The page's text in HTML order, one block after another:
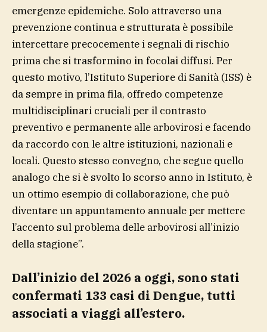
emergenze epidemiche. Solo attraverso una
prevenzione continua e strutturata è possibile
intercettare precocemente i segnali di rischio
prima che si trasformino in focolai diffusi. Per
questo motivo, l’Istituto Superiore di Sanità (ISS) è
da sempre in prima fila, offredo competenze
multidisciplinari cruciali per il contrasto
preventivo e permanente alle arbovirosi e facendo
da raccordo con le altre istituzioni, nazionali e
locali. Questo stesso convegno, che segue quello
analogo che si è svolto lo scorso anno in Istituto, è
un ottimo esempio di collaborazione, che può
diventare un appuntamento annuale per mettere
l’accento sul problema delle arbovirosi all’inizio
della stagione”.
Dall’inizio del 2026 a oggi, sono stati
confermati 133 casi di Dengue, tutti
associati a viaggi all’estero.